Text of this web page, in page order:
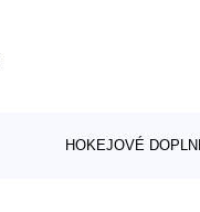
HOKEJOVÉ